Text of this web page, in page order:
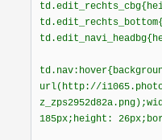
url(http://
185px;height: